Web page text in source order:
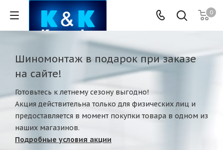
0
Шиномонтаж в подарок при заказе
на сайте!
Готовьтесь к летнему сезону выгодно!
Акция действительна только для физических лиц и
предоставляется в момент покупки товара в одном из
наших магазинов.
Подробные условия акции